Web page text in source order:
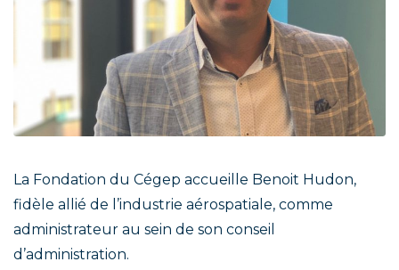
La Fondation du Cégep accueille Benoit Hudon,
fidèle allié de l’industrie aérospatiale, comme
administrateur au sein de son conseil
d’administration.